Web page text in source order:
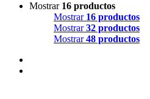
Mostrar 16 productos
Mostrar 16 productos
Mostrar32 productos
Mostrar48 productos